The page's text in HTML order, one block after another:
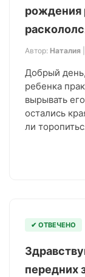
рождения
Автор: Наталия
Добрый
ребенка
вырывать
остались
ли
✔ ОТВЕЧЕНО
передних